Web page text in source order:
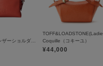
より、若干製品と画像のカラー
【ヴィータ】レザーショルダーバッグ S 2WAY 本革（商品番号：P25-20020）
Coquille（コキーユ）
¥44,000